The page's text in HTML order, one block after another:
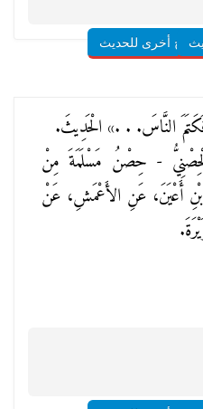
أخرى للحديث
النَّاسَ. . .» الْحَدِيثَ.
- حِصْنُ مَسْلَمَةَ مِنْ
أَعْيَنَ، عَنِ الأَعْمَشِ، عَنْ